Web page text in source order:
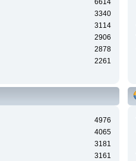
3340
3114
2906
2878
2261
4976
4065
3181
3161